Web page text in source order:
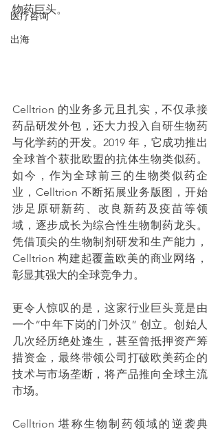
医疗咨询
出海
物药巨头。
Celltrion 的业务多元且扎实，不仅承接
药品研发外包，还大力投入自研生物药
与化学药的开发。2019 年，它成功推出
全球首个获批欧盟的抗体生物类似药。
如今，作为全球前三的生物类似药企
业，Celltrion 不断拓展业务版图，开始
涉足原研新药、改良新药及疫苗等领
域，逐步成长为综合性生物制药龙头。
凭借顶尖的生物制剂研发和生产能力，
Celltrion 构建起覆盖欧美的商业网络，
彰显其强大的全球竞争力。
更令人惊叹的是，这家行业巨头竟是由
一个“中年下岗的门外汉” 创立。创始人
几次经历绝处逢生，甚至曾抵押资产筹
措资金，最终带领公司打破欧美药企的
技术与市场垄断，将产品推向全球主流
市场。
Celltrion 堪称生物制药领域的逆袭典